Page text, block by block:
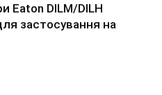
Eaton DILM/DILH
застосування на